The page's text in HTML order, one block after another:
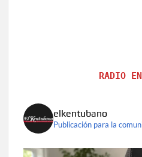
RADIO
elkentubano
Publicación para la